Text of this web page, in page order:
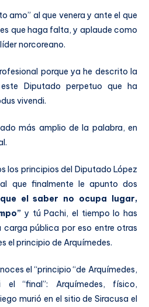
amo” al que venera y ante el que
que haga falta, y aplaude como
norcoreano.
porque ya he descrito la
Diputado perpetuo que ha
vivendi.
más amplio de la palabra, en
los principios del Diputado López
que finalmente le apunto dos
el saber no ocupa lugar,
y tú Pachi, el tiempo lo has
carga pública por eso entre otras
el principio de Arquímedes.
el “principio “de Arquímedes,
“final”: Arquímedes, físico,
murió en el sitio de Siracusa el